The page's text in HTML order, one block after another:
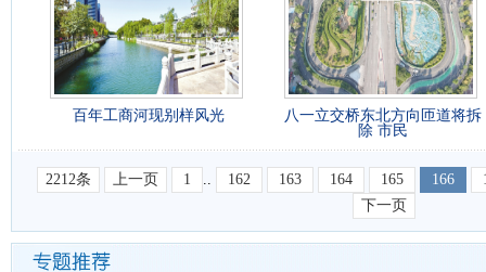
百年工商河现别样风光
八一立交桥东北方向匝道将拆
除 市民
2212条 上一页 1 .. 162 163 164 165 166
下一页